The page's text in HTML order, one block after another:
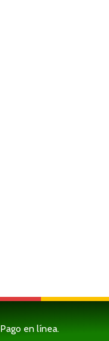
Pago en línea.